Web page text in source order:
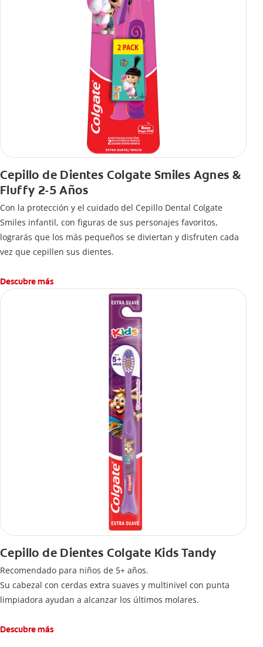
Cepillo de Dientes Colgate Smiles Agnes &
Fluffy 2-5 Años
Con la protección y el cuidado del Cepillo Dental Colgate
Smiles infantil, con figuras de sus personajes favoritos,
lograrás que los más pequeños se diviertan y disfruten cada
vez que cepillen sus dientes.
Descubre más
Cepillo de Dientes Colgate Kids Tandy
Recomendado para niños de 5+ años.
Su cabezal con cerdas extra suaves y multinivel con punta
limpiadora ayudan a alcanzar los últimos molares.
Descubre más